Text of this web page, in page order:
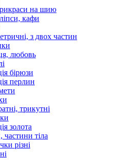
на шию
кафи
з двох частин
любовь
бірюзи
перлин
трикутні
золота
тіла
різні